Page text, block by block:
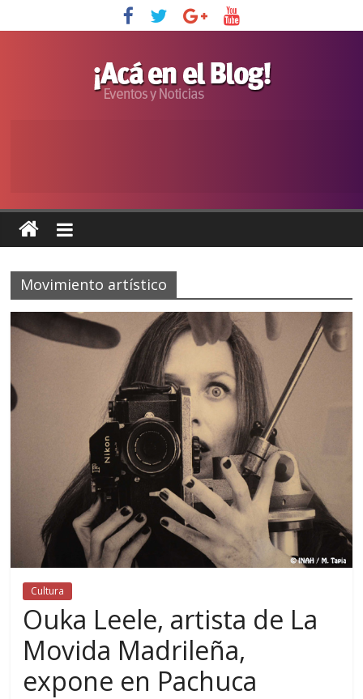
Movimiento artístico
Cultura
Ouka Leele, artista de La
Movida Madrileña,
expone en Pachuca